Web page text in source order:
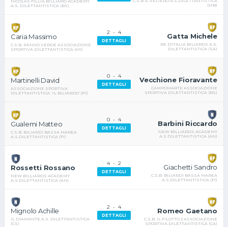
NICOLAS FILLIA BILLIARD ACADEMY
A.S. DILETTANTISTICA (BS)
(MB)
Caria Massimo
C.S.B. PANNO VERDE ASSOCIAZIONE
SPORTIVA DILETTANTISTICA (MI)
2- 4
DETTAGLI
Gatta Michele
RE D'ITALIA BILIARDS A.S.
DILETTANTISTICA (SA)
Martinelli David
ASSOCIAZIONE SPORTIVA
DILETTANTISTICA ' IL BILIARDO' (PI)
0- 4
DETTAGLI
Vecchione Fioravante
CAMPOMARTE ASSOCIAZIONE
SPORTIVA DILETTANTISTICA (BS)
Gualemi Matteo
C.S.B. BILIARDI BASSA MAREA
A.S.DILETTANTISTICA (FI)
0- 4
DETTAGLI
Barbini Riccardo
NEW BILLIARDS ACADEMY
A.S.DILETTANTISTICA (AN)
Rossetti Rossano
NEW BILLIARDS ACADEMY
A.S.DILETTANTISTICA (AN)
4- 2
DETTAGLI
Giachetti Sandro
C.S.B. BILIARDI BASSA MAREA
A.S.DILETTANTISTICA (FI)
Mignolo Achille
IL DIAMANTE A.S. DILETTANTISTICA
(CS)
2 - 4
DETTAGLI
Romeo Gaetano
C.S.B. IL FILOTTO 2 ASSOCIAZIONE
SPORTIVA DILETTANTISTICA (CA)